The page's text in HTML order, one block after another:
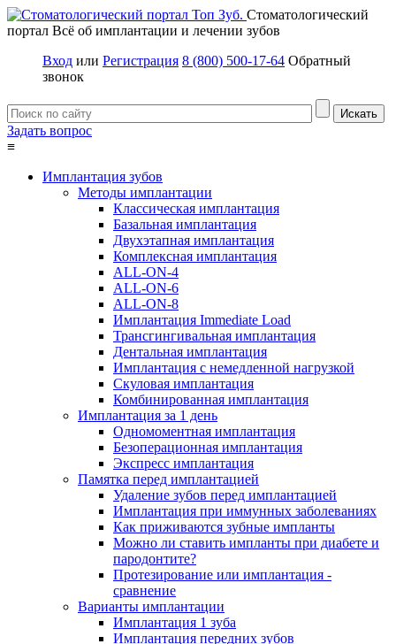
Стоматологический
портал Всё об имплантации и лечении зубов
Вход или Регистрация 8 (800) 500-17-64 Обратный
звонок
Задать вопрос
≡
Имплантация зубов
Методы имплантации
Классическая имплантация
Базальная имплантация
Двухэтапная имплантация
Комплексная имплантация
ALL-ON-4
ALL-ON-6
ALL-ON-8
Имплантация Immediate Load
Трансгингивальная имплантация
Дентальная имплантация
Имплантация с немедленной нагрузкой
Скуловая имплантация
Комбинированная имплантация
Имплантация за 1 день
Одномоментная имплантация
Безоперационная имплантация
Экспресс имплантация
Памятка перед имплантацией
Удаление зубов перед имплантацией
Имплантация при иммунных заболеваниях
Как приживаются зубные импланты
Можно ли ставить импланты при диабете и
пародонтите?
Протезирование или имплантация -
сравнение
Варианты имплантации
Имплантация 1 зуба
Имплантация передних зубов